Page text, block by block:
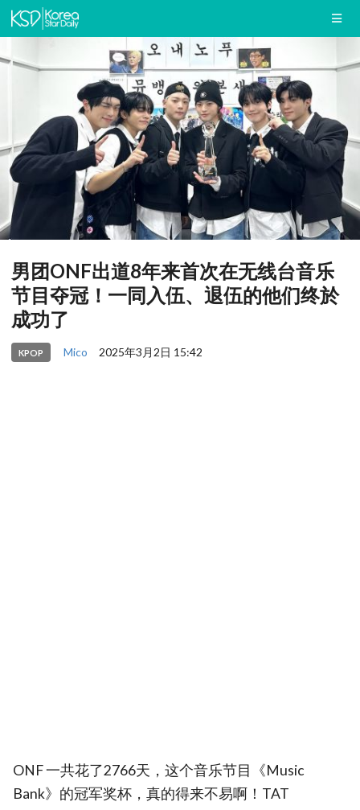
男团ONF出道8年来首次在无线台音乐
节目夺冠！一同入伍、退伍的他们终於
成功了
KPOP Mico 2025年3月2日 15:42
ONF 一共花了2766天，这个音乐节目《Music
Bank》的冠军奖杯，真的得来不易啊！TAT